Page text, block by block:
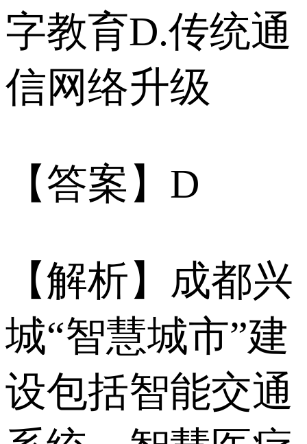
字教育D.传统通
信网络升级
【答案】D
【解析】成都兴
城“智慧城市”建
设包括智能交通